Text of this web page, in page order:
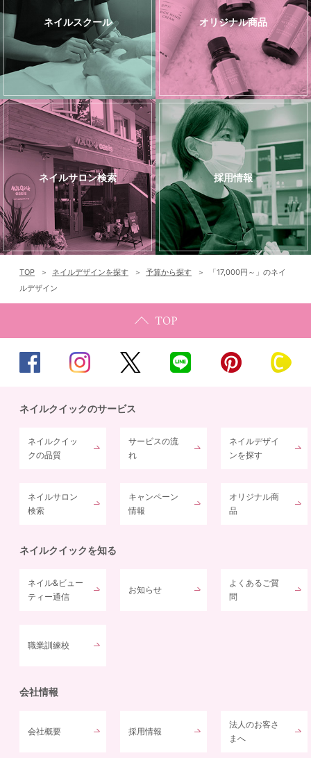
ネイルスクール オリジナル商品
ネイルサロン検索 採用情報
TOP ネイルデザインを探す 予算から探す
「17,000円～」のネイ
ルデザイン
ネイルクイックのサービス
ネイルクイッ
クの品質
サービスの流
れ
ネイルデザイ
ンを探す
ネイルサロン
検索
キャンペーン
情報
オリジナル商
品
ネイルクイックを知る
ネイル&ビュー
ティー通信
お知らせ
よくあるご質
問
職業訓練校
会社情報
会社概要 採用情報
法人のお客さ
まへ